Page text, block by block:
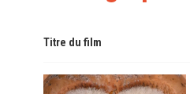
Titre du film